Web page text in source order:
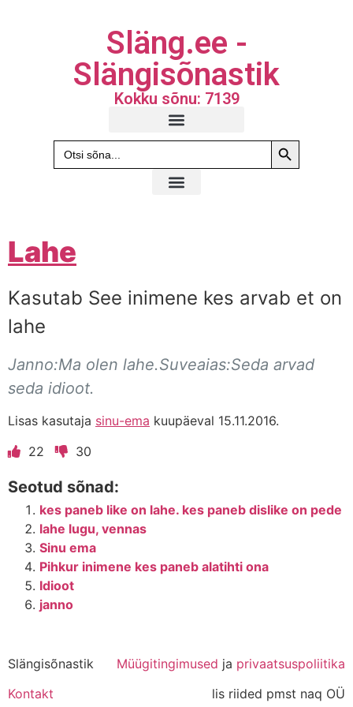
Släng.ee -
Slängisõnastik
Kokku sõnu: 7139
Search
for:
Search
Lahe
Kasutab See inimene kes arvab et on
lahe
Janno:Ma olen lahe.Suveaias:Seda arvad
seda idioot.
Lisas kasutaja sinu-ema kuupäeval 15.11.2016.
22
30
Seotud sõnad:
kes paneb like on lahe. kes paneb dislike on pede
lahe lugu, vennas
Sinu ema
Pihkur inimene kes paneb alatihti ona
Idioot
janno
Slängisõnastik Müügitingimused ja privaatsuspoliitika
Kontakt
lis riided pmst naq OÜ